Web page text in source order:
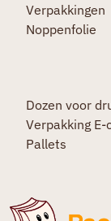
Verpakkingen
Noppenfolie
Dozen voor
Verpakking
Pallets